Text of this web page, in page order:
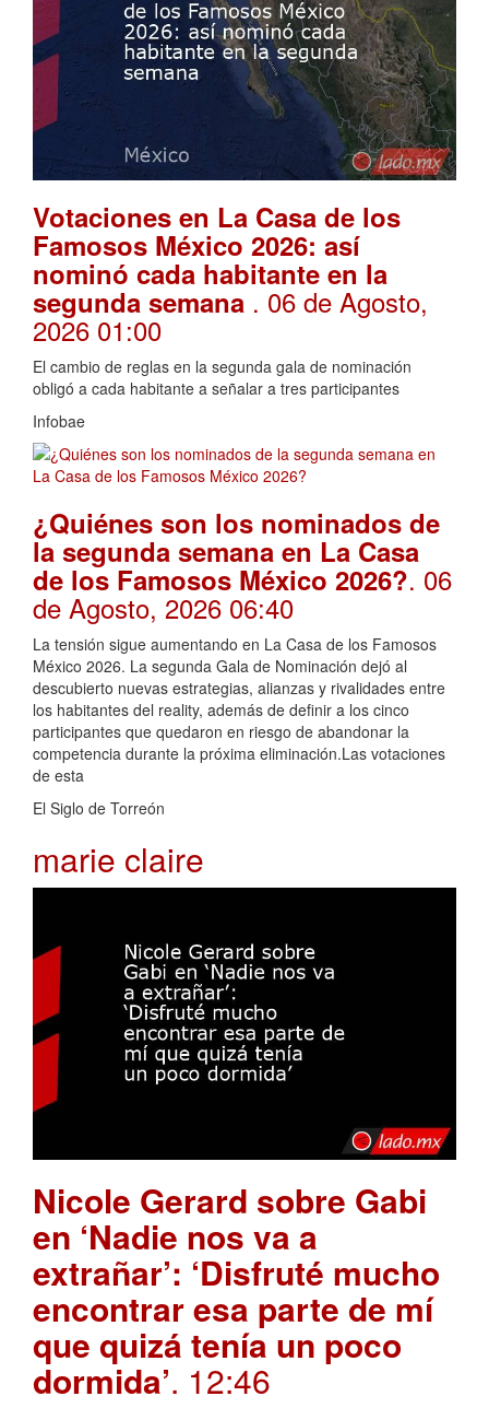
Votaciones en La Casa de los
Famosos México 2026: así
nominó cada habitante en la
segunda semana . 06 de Agosto,
2026 01:00
El cambio de reglas en la segunda gala de nominación
obligó a cada habitante a señalar a tres participantes
Infobae
¿Quiénes son los nominados de
la segunda semana en La Casa
de los Famosos México 2026?. 06
de Agosto, 2026 06:40
La tensión sigue aumentando en La Casa de los Famosos
México 2026. La segunda Gala de Nominación dejó al
descubierto nuevas estrategias, alianzas y rivalidades entre
los habitantes del reality, además de definir a los cinco
participantes que quedaron en riesgo de abandonar la
competencia durante la próxima eliminación.Las votaciones
de esta
El Siglo de Torreón
marie claire
Nicole Gerard sobre Gabi
en ‘Nadie nos va a
extrañar’: ‘Disfruté mucho
encontrar esa parte de mí
que quizá tenía un poco
dormida’. 12:46